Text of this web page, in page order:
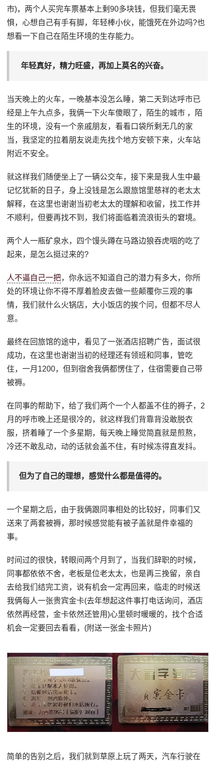
市)，两个人买完车票基本上剩90多块钱，但我们毫无畏
惧，心想自己有手有脚，年轻棒小伙，能饿死在外边吗?也
想看一下自己在陌生环境的生存能力。
年轻真好，精力旺盛，再加上莫名的兴奋。
当天晚上的火车，一晚基本没怎么睡，第二天到达呼市已
经是上午九点多，我俩一下火车傻眼了，陌生的城市 ，陌
生的环境，没有一个亲戚朋友，看看口袋所剩无几的家
当，我坚定的拉着朋友说走先找个地方安顿下来，火车站
附近不安全。
就这样我们随便坐上了一辆公交车，接下来是我人生中最
记忆犹新的日子，身上没钱是怎么跟旅馆里慈祥的老太太
解释，在这里也谢谢当初老太太的理解和收留，找工作并
不顺利，但要再找不到，我们将面临着流浪街头的窘境。
两个人一瓶矿泉水，四个馒头蹲在马路边狼吞虎咽的吃了
起来，是怎么挺过来的?
人不逼自己一把，你永远不知道自己的潜力有多大，你所
处的环境让你不得不厚着脸皮去做一些颠覆你三观的事
情，我们就什么火锅店，大小饭店的挨个问，但都不尽人
意。
最终在回旅馆的途中，看见了一张酒店招聘广告，面试很
成功，在这里也谢谢当初的经理还有领班和同事，管吃
住，一月1200，但到宿舍我俩都愣住了，住宿需要自己带
被褥。
在同事的帮助下，给了我们两个一个人都盖不住的褥子，2
月的呼市晚上还是很冷的，就这样我们背靠背没敢脱衣
服，挤着睡了一个多星期，每天晚上睡觉简直就是煎熬，
冷还不敢乱动，动的话就会盖不住，有时候冻得直发抖。
但为了自己的理想，感觉什么都是值得的。
一个星期之后，由于我俩跟同事相处的比较好，同事们又
送来了两套被褥，那时候感觉能有被子盖就是件幸福的
事。
时间过的很快，转眼间两个月到了，当我们辞职的时候，
同事都依依不舍，老板是位老太太，也是再三挽留，亲自
去给我们结完工资，说有机会一定再回来，临走的时候送
我俩每人一张贵宾金卡(去年想起这件事打电话询问，酒店
依然再经营，金卡依然还管用)心里顿时暖暖的，找个合适
机会一定要回去看看，(附送一张金卡照片)
简单的告别之后，我们就到草原上玩了两天，汽车行驶在